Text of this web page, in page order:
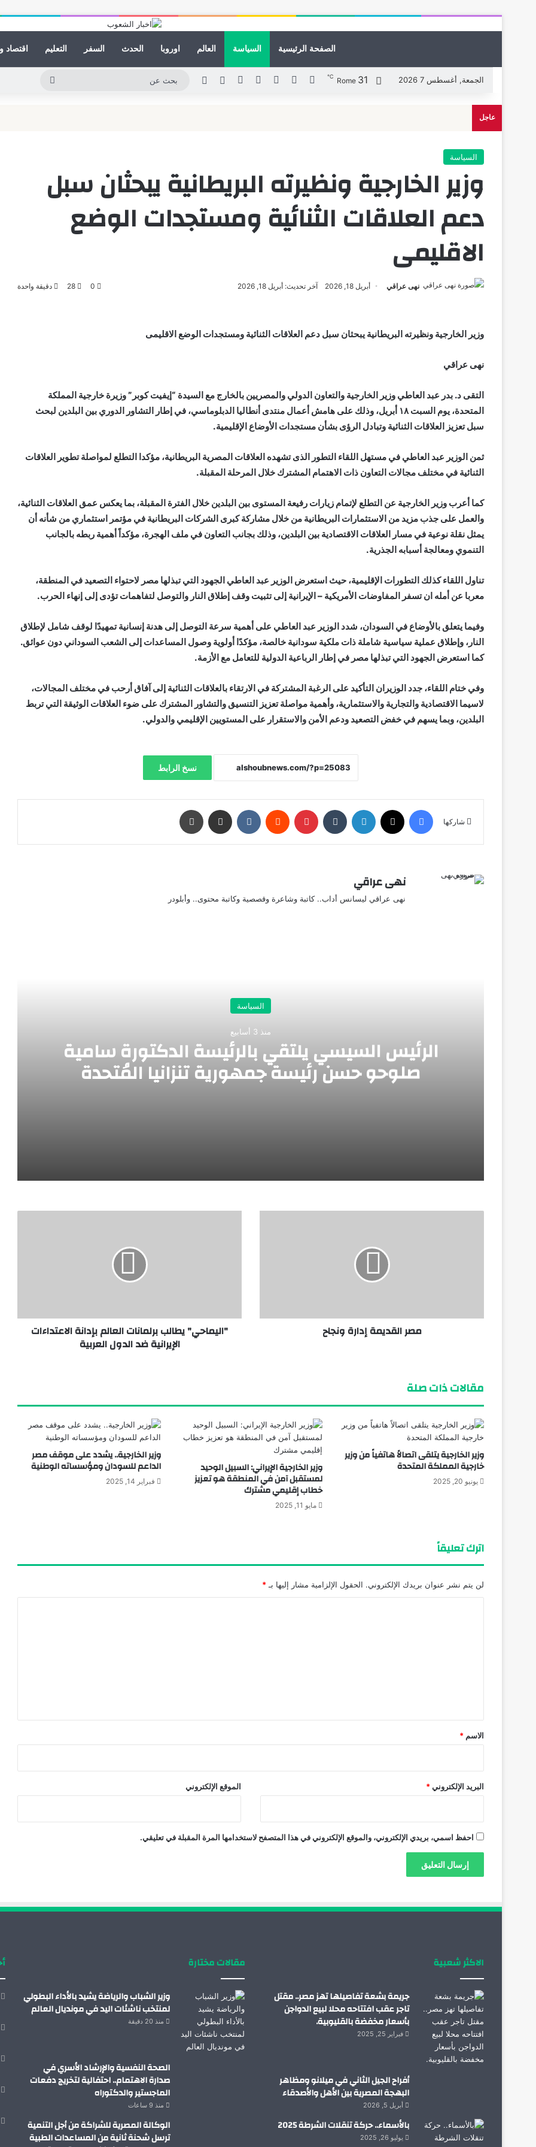
الصفحة الرئيسية السياسة العالم اوروبا الحدث السفر التعليم اقتصاد
الجمعة, أغسطس 7 2026 Rome 31
℃ فيسبوك لينكدإنيوتيوب انستقراممقال عشوائي
الوضع المظلم
عاجل
السياسة
وزير الخارجية ونظيرته البريطانية يبحثان سبل
دعم العلاقات الثنائية ومستجدات الوضع
الاقليمى
نهى عراقي أبريل 18, 2026 آخر تحديث: أبريل 18, 2026 0
28 دقيقة واحدة
وزير الخارجية ونظيرته البريطانية يبحثان سبل دعم العلاقات الثنائية ومستجدات الوضع الاقليمى
نهى عراقي
التقى د. بدر عبد العاطي وزير الخارجية والتعاون الدولي والمصريين بالخارج مع السيدة “إيفيت كوبر” وزيرة خارجية المملكة
المتحدة، يوم السبت ١٨ أبريل، وذلك على هامش أعمال منتدى أنطاليا الدبلوماسي، في إطار التشاور الدوري بين البلدين لبحث
سبل تعزيز العلاقات الثنائية وتبادل الرؤى بشأن مستجدات الأوضاع الإقليمية.
ثمن الوزير عبد العاطي في مستهل اللقاء التطور الذى تشهده العلاقات المصرية البريطانية، مؤكدا التطلع لمواصلة تطوير العلاقات
الثنائية في مختلف مجالات التعاون ذات الاهتمام المشترك خلال المرحلة المقبلة.
كما أعرب وزير الخارجية عن التطلع لإتمام زيارات رفيعة المستوى بين البلدين خلال الفترة المقبلة، بما يعكس عمق العلاقات الثنائية،
والعمل على جذب مزيد من الاستثمارات البريطانية من خلال مشاركة كبرى الشركات البريطانية في مؤتمر استثماري من شأنه أن
يمثل نقلة نوعية في مسار العلاقات الاقتصادية بين البلدين، وذلك بجانب التعاون في ملف الهجرة، مؤكداً أهمية ربطه بالجانب
التنموي ومعالجة أسبابه الجذرية.
تناول اللقاء كذلك التطورات الإقليمية، حيث استعرض الوزير عبد العاطي الجهود التي تبذلها مصر لاحتواء التصعيد في المنطقة،
معربا عن أمله ان تسفر المفاوضات الأمريكية – الإيرانية إلى تثبيت وقف إطلاق النار والتوصل لتفاهمات تؤدى إلى إنهاء الحرب.
وفيما يتعلق بالأوضاع في السودان، شدد الوزير عبد العاطي على أهمية سرعة التوصل إلى هدنة إنسانية تمهيدًا لوقف شامل لإطلاق
النار، وإطلاق عملية سياسية شاملة ذات ملكية سودانية خالصة، مؤكدًا أولوية وصول المساعدات إلى الشعب السوداني دون عوائق.
كما استعرض الجهود التي تبذلها مصر في إطار الرباعية الدولية للتعامل مع الأزمة.
وفي ختام اللقاء، جدد الوزيران التأكيد على الرغبة المشتركة في الارتقاء بالعلاقات الثنائية إلى آفاق أرحب في مختلف المجالات،
لاسيما الاقتصادية والتجارية والاستثمارية، وأهمية مواصلة تعزيز التنسيق والتشاور المشترك على ضوء العلاقات الوثيقة التي تربط
البلدين، وبما يسهم في خفض التصعيد ودعم الأمن والاستقرار على المستويين الإقليمي والدولي.
نسخ الرابط
شاركها
نهى عراقي
نهى عراقي ليسانس أداب.. كاتبة وشاعرة وقصصية وكاتبة محتوى.. وأبلودر
السياسة
منذ 3 أسابيع
الرئيس السيسي يلتقي بالرئيسة الدكتورة سامية
صلوحو حسن رئيسة جمهورية تنزانيا المُتحدة
وزير الخارجية يستقبل رئيس البرلمان العربي لبحث سبل تعزيز العمل العربي المشترك
مصر القديمة إدارة ونجاح "اليماحي" يطالب برلمانات العالم بإدانة الاعتداءات
الإيرانية ضد الدول العربية
مقالات ذات صلة
وزير الخارجية يتلقى اتصالاً هاتفياً من وزير
خارجية المملكة المتحدة
يونيو 20, 2025
وزير الخارجية الإيراني: السبيل الوحيد
لمستقبل آمن في المنطقة هو تعزيز
خطاب إقليمي مشترك
مايو 11, 2025
وزير الخارجية.. يشدد على موقف مصر
الداعم للسودان ومؤسساته الوطنية
فبراير 14, 2025
اترك تعليقاً
لن يتم نشر عنوان بريدك الإلكتروني. الحقول الإلزامية مشار إليها بـ *
*
الاسم *
البريد الإلكتروني * الموقع الإلكتروني
احفظ اسمي، بريدي الإلكتروني، والموقع الإلكتروني في هذا المتصفح لاستخدامها المرة المقبلة في تعليقي.
الاكثر شعبية
جريمة بشعة تفاصيلها تهز مصر.. مقتل
تاجر عقب افتتاحه محلا لبيع الدواجن
بأسعار مخفضة بالقليوبية.
فبراير 25, 2025
أفراح الجيل الثاني في ميلانو ومظاهر
البهجة المصرية بين الأهل والأصدقاء
أبريل 5, 2026
بالأسماء.. حركة تنقلات الشرطة 2025
يوليو 26, 2025
مقالات مختارة
وزير الشباب والرياضة يشيد بالأداء البطولي
لمنتخب ناشئات اليد في مونديال العالم
منذ 20 دقيقة
الصحة النفسية والإرشاد الأسري في
صدارة الاهتمام.. احتفالية لتخريج دفعات
الماجستير والدكتوراه
منذ 9 ساعات
الوكالة المصرية للشراكة من أجل التنمية
ترسل شحنة ثانية من المساعدات الطبية